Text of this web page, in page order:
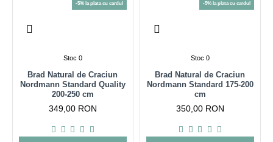
-5% la plata cu cardul
Stoc 0
Brad Natural de Craciun
Nordmann Standard Quality
200-250 cm
349,00 RON
-5% la plata cu cardul
Stoc 0
Brad Natural de Craciun
Nordmann Standard 175-200
cm
350,00 RON